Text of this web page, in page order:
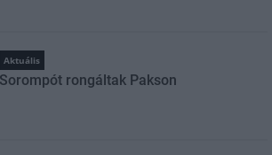
Aktuális
Sorompót rongáltak Pakson